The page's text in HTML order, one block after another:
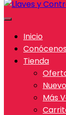
Inicio
Conócenos
Tienda
Más